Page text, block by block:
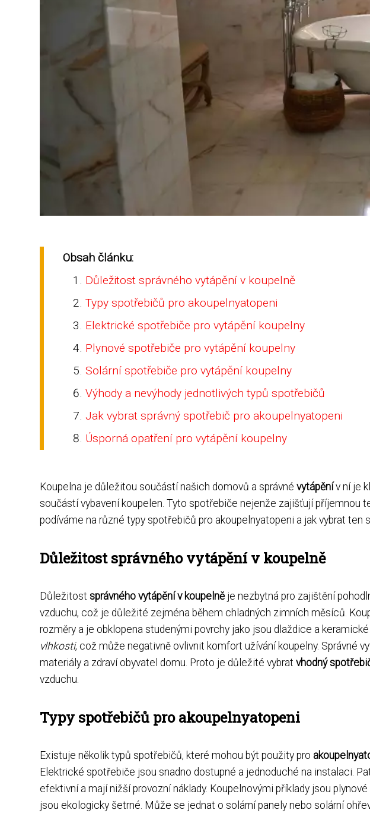
Obsah článku:
Důležitost správného vytápění v koupelně
Typy spotřebičů pro akoupelnyatopeni
Elektrické spotřebiče pro vytápění koupelny
Plynové spotřebiče pro vytápění koupelny
Solární spotřebiče pro vytápění koupelny
Výhody a nevýhody jednotlivých typů spotřebičů
Jak vybrat správný spotřebič pro akoupelnyatopeni
Úsporná opatření pro vytápění koupelny
Koupelna je důležitou součástí našich domovů a správné vytápěnív ní je
součástí vybavení koupelen. Tyto spotřebiče nejenže zajišťují příjemnou
podíváme na různé typy spotřebičů pro akoupelnyatopeni a jak vybrat ten
Důležitost správného vytápění v koupelně
Důležitost správného vytápění v koupelněje nezbytná pro zajištění
vzduchu, což je důležité zejména během chladných zimních měsíců.
rozměry a je obklopena studenými povrchy jako jsou dlaždice a
vlhkosti, což může negativně ovlivnit komfort užívání koupelny. Správné
materiály a zdraví obyvatel domu. Proto je důležité vybrat vhodný
vzduchu.
Typy spotřebičů pro akoupelnyatopeni
Existuje několik typů spotřebičů, které mohou být použity pro
Elektrické spotřebiče jsou snadno dostupné a jednoduché na instalaci.
efektivní a mají nižší provozní náklady. Koupelnovými příklady jsou
jsou ekologicky šetrné. Může se jednat o solární panely nebo solární